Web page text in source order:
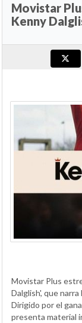
Movistar
Kenny
Movistar Plus
Dalglish', que
Dirigido por el
presenta material